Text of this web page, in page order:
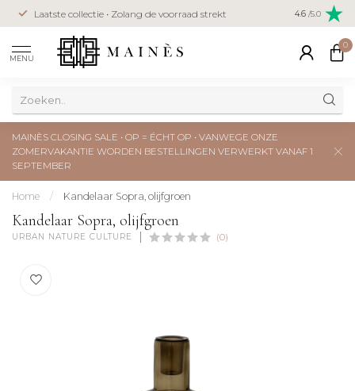
Laatste collectie • Zolang de voorraad strekt Veilig
creditcard
4.6 /5.0
MENU
0
MAINÈS CLOSING SALE • OP = ÉCHT OP • VANWEGE ONZE
ZOMERVAKANTIE WORDEN BESTELLINGEN VERWERKT VANAF 1
SEPTEMBER
Home / Kandelaar Sopra, olijfgroen
Kandelaar Sopra, olijfgroen
URBAN NATURE CULTURE (0)